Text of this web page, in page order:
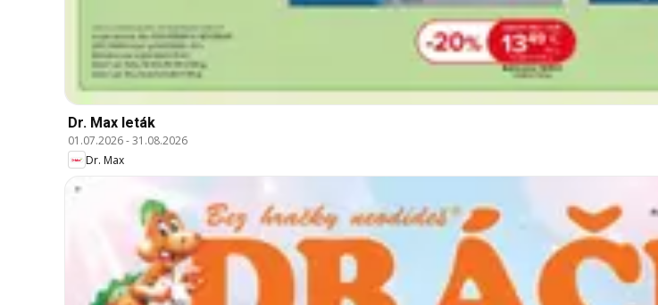
Dr. Max leták
01.07.2026-31.08.2026
Dr. Max